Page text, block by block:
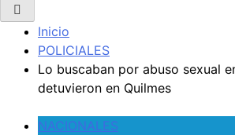
Inicio
POLICIALES
Lo buscaban por abuso sexual
detuvieron en Quilmes
NACIONALES